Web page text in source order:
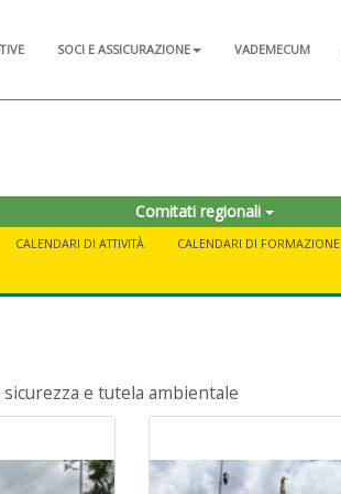
SOCI E ASSICURAZIONE VADEMECUM
Comitati regionali
CALENDARI DI ATTIVITÀ CALENDARI DI FORMAZIONE
e tutela ambientale